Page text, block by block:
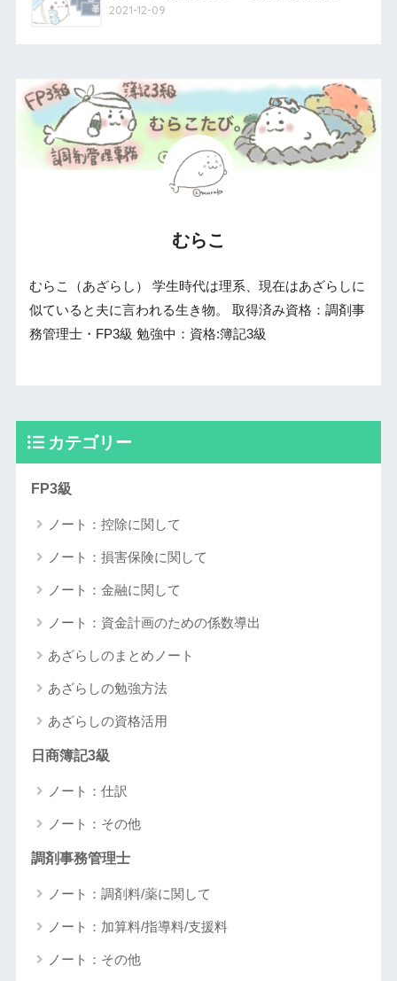
2021-12-09
むらこ
むらこ（あざらし） 学生時代は理系、現在はあざらしに
似ていると夫に言われる生き物。 取得済み資格：調剤事
務管理士・FP3級 勉強中：資格:簿記3級
カテゴリー
FP3級
ノート：控除に関して
ノート：損害保険に関して
ノート：金融に関して
ノート：資金計画のための係数導出
あざらしのまとめノート
あざらしの勉強方法
あざらしの資格活用
日商簿記3級
ノート：仕訳
ノート：その他
調剤事務管理士
ノート：調剤料/薬に関して
ノート：加算料/指導料/支援料
ノート：その他